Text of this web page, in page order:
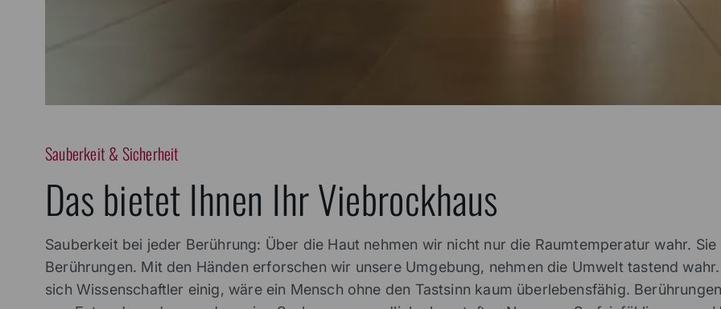
Sauberkeit & Sicherheit
Das bietet Ihnen Ihr Viebrockhaus
Sauberkeit bei jeder Berührung: Über die Haut nehmen wir nicht nur die Raumtemperatur wahr. Sie
Berührungen. Mit den Händen erforschen wir unsere Umgebung, nehmen die Umwelt tastend
sich Wissenschaftler einig, wäre ein Mensch ohne den Tastsinn kaum überlebensfähig.